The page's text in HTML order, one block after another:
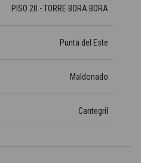
PISO 20 - TORRE BORA BORA
Punta del Este
Maldonado
Cantegril